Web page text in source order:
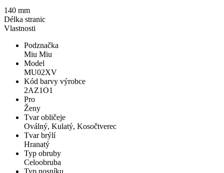
Vlastnosti
Podznačka
Miu Miu
Model
MU02XV
Kód barvy výrobce
2AZ1O1
Pro
Ženy
Tvar obličeje
Oválný, Kulatý, Kosočtverec
Tvar brýlí
Hranatý
Typ obruby
Celoobruba
140 mm
Délka stranic